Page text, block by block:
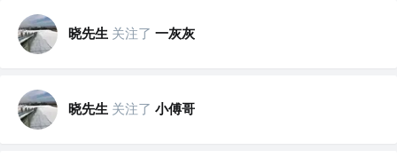
晓先生 关注了 一灰灰
晓先生 关注了 小傅哥